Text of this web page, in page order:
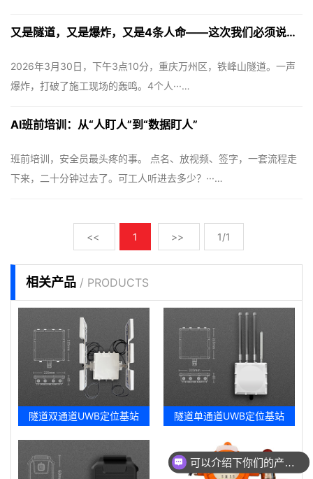
又是隧道，又是爆炸，又是4条人命——这次我们必须说点什么
2026年3月30日，下午3点10分，重庆万州区，铁峰山隧道。一声
爆炸，打破了施工现场的轰鸣。4个人···…
AI班前培训：从“人盯人”到“数据盯人”
班前培训，安全员最头疼的事。 点名、放视频、签字，一套流程走
下来，二十分钟过去了。可工人听进去多少？···…
<< 1 >> 1/1
相关产品 / PRODUCTS
隧道双通道UWB定位基站 隧道单通道UWB定位基站